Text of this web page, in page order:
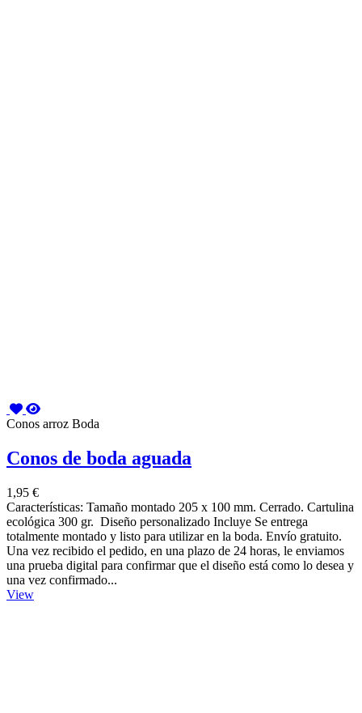
Conos arroz Boda
Conos de boda aguada
1,95 €
Características: Tamaño montado 205 x 100 mm. Cerrado. Cartulina
ecológica 300 gr. Diseño personalizado Incluye Se entrega
totalmente montado y listo para utilizar en la boda. Envío gratuito.
Una vez recibido el pedido, en una plazo de 24 horas, le enviamos
una prueba digital para confirmar que el diseño está como lo desea y
una vez confirmado...
View